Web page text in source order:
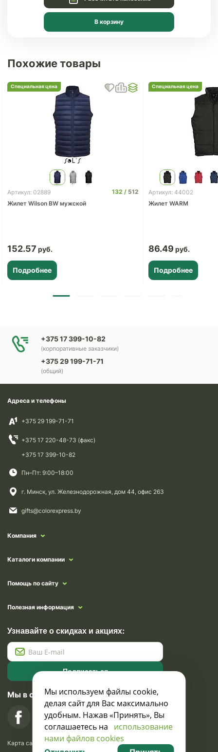
В корзину
Похожие товары
Специальная цена
Артикул: 02889 132
512
Жилет Wilson BW мужской
152.57
Подробнее
Специальная цена
Артикул: 44002
Жилет WARM
86.49
Подробнее
+375 17 399-10-82
(корпоративные заказчики)
+375 29 199-71-71
(общий)
Адреса и телефоны
+375 29 199-71-71
+375 17 220-48-73 (факс)
+375 17 399-10-82
Пн–Пт: 9:00–18:00
г. Минск, ул. Железнодорожная, дом 44, офис 263
gifts@colorexpress.by
Компания
Каталоги компании
Помощь по сайту
Полезная информация
Узнавайте о скидках и акциях:
Подписаться
Мы в социальных сетях
Карта сайта
Мы используем файлы cookie,
делая сайт для Вас максимально
удобным. Нажав «Принять», Вы
соглашаетесь на использование
нами файлов cookies